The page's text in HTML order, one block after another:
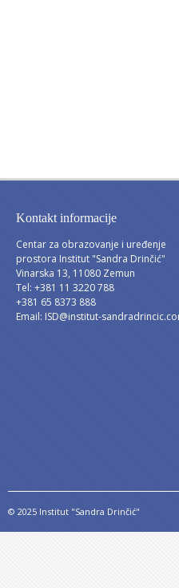
Kontakt informacije
Centar za obrazovanje i uređenje
prostora Institut "Sandra Drinčić"
Vinarska 13, 11080 Zemun
Tel: +381 11 3220 788
+381 65 8373 888
Email: ISD@institut-
© 2025 Institut "Sandra Drinčić"